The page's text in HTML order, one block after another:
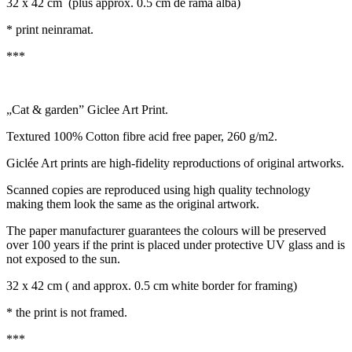
32 x 42 cm (plus approx. 0.5 cm de rama alba)
* print neinramat.
***
„Cat & garden” Giclee Art Print.
Textured 100% Cotton fibre acid free paper, 260 g/m2.
Giclée Art prints are high-fidelity reproductions of original artworks.
Scanned copies are reproduced using high quality technology
making them look the same as the original artwork.
The paper manufacturer guarantees the colours will be preserved
over 100 years if the print is placed under protective UV glass and is
not exposed to the sun.
32 x 42 cm ( and approx. 0.5 cm white border for framing)
* the print is not framed.
***